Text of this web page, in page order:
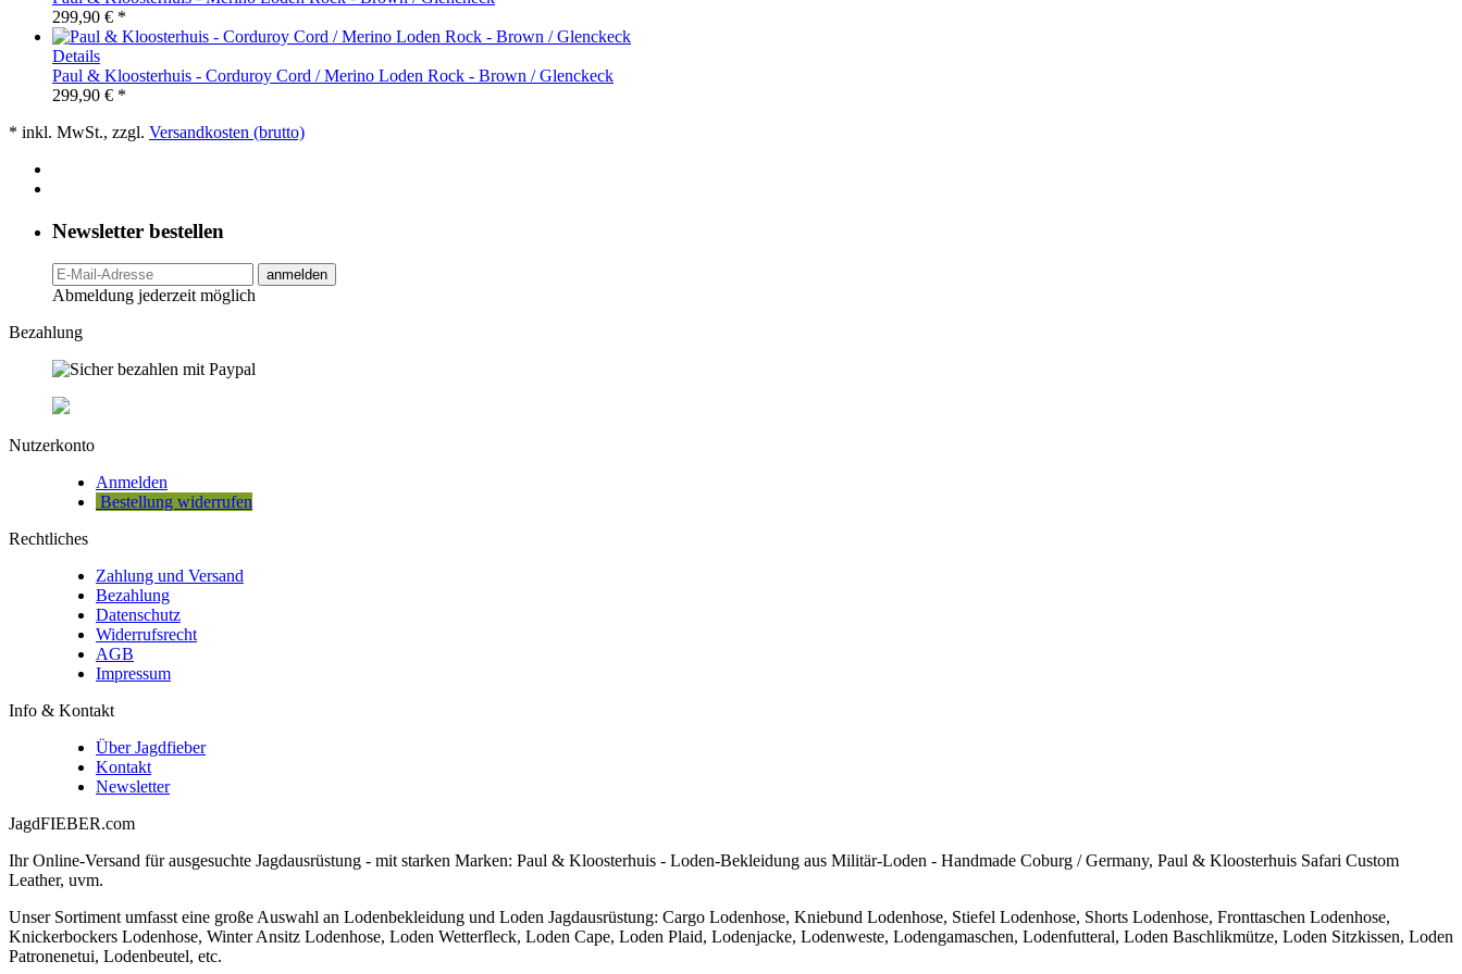
299,90 € *
Details
Paul & Kloosterhuis - Corduroy Cord / Merino Loden Rock - Brown / Glenckeck
299,90 € *
* inkl. MwSt., zzgl. Versandkosten (brutto)
Newsletter bestellen
anmelden
Abmeldung jederzeit möglich
Bezahlung
Nutzerkonto
Anmelden
Bestellung widerrufen
Rechtliches
Zahlung und Versand
Bezahlung
Datenschutz
Widerrufsrecht
AGB
Impressum
Info & Kontakt
Über Jagdfieber
Kontakt
Newsletter
JagdFIEBER.com
Ihr Online-Versand für ausgesuchte Jagdausrüstung - mit starken Marken: Paul & Kloosterhuis - Loden-Bekleidung aus Militär-Loden - Handmade Coburg / Germany, Paul & Kloosterhuis Safari Custom
Leather, uvm.
Unser Sortiment umfasst eine große Auswahl an Lodenbekleidung und Loden Jagdausrüstung: Cargo Lodenhose, Kniebund Lodenhose, Stiefel Lodenhose, Shorts Lodenhose, Fronttaschen Lodenhose,
Knickerbockers Lodenhose, Winter Ansitz Lodenhose, Loden Wetterfleck, Loden Cape, Loden Plaid, Lodenjacke, Lodenweste, Lodengamaschen, Lodenfutteral, Loden Baschlikmütze, Loden Sitzkissen, Loden
Patronenetui, Lodenbeutel, etc.